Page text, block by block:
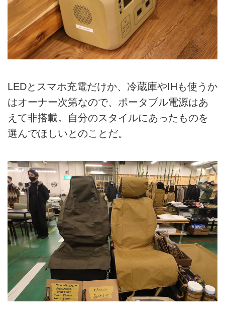
LEDとスマホ充電だけか、冷蔵庫やIHも使うか
はオーナー次第なので、ポータブル電源はあ
えて非搭載。自分のスタイルにあったものを
選んでほしいとのことだ。